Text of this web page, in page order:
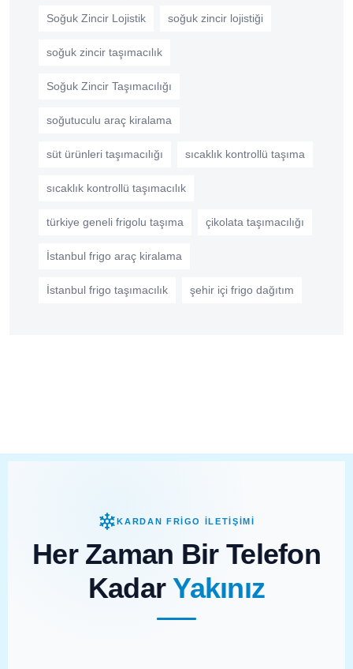
Soğuk Zincir Lojistik soğuk zincir lojistiği
soğuk zincir taşımacılık
Soğuk Zincir Taşımacılığı
soğutuculu araç kiralama
süt ürünleri taşımacılığı sıcaklık kontrollü taşıma
sıcaklık kontrollü taşımacılık
türkiye geneli frigolu taşıma çikolata taşımacılığı
İstanbul frigo araç kiralama
İstanbul frigo taşımacılık şehir içi frigo dağıtım
KARDAN FRİGO İLETİŞİMİ
Her Zaman Bir Telefon
KadarYakınız